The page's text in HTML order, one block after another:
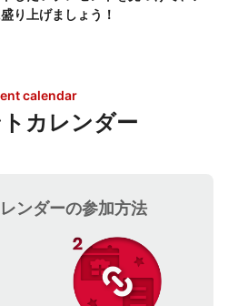
り上げましょう！
calendar
カレンダー
ンダーの参加方法